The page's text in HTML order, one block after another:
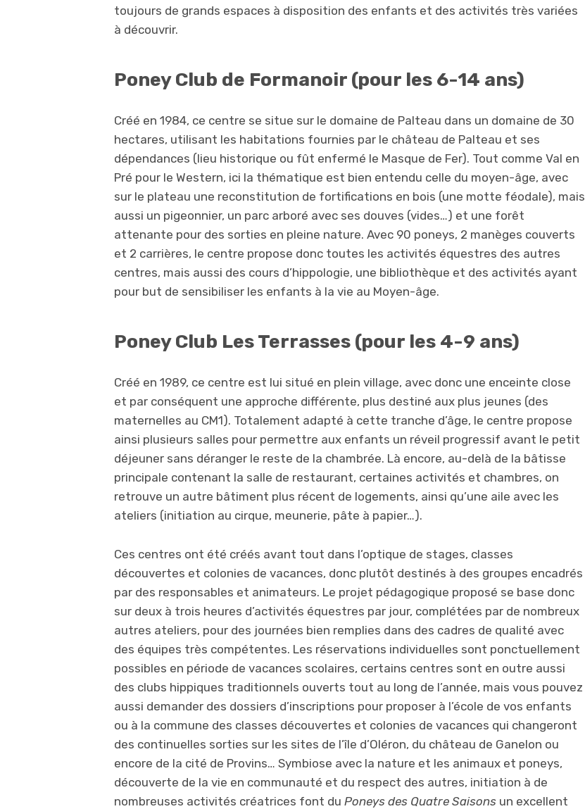
toujours de grands espaces à disposition des enfants et des activités très variées
à découvrir.
Poney Club de Formanoir (pour les 6-14 ans)
Créé en 1984, ce centre se situe sur le domaine de Palteau dans un domaine de 30
hectares, utilisant les habitations fournies par le château de Palteau et ses
dépendances (lieu historique ou fût enfermé le Masque de Fer). Tout comme Val en
Pré pour le Western, ici la thématique est bien entendu celle du moyen-âge, avec
sur le plateau une reconstitution de fortifications en bois (une motte féodale), mais
aussi un pigeonnier, un parc arboré avec ses douves (vides…) et une forêt
attenante pour des sorties en pleine nature. Avec 90 poneys, 2 manèges couverts
et 2 carrières, le centre propose donc toutes les activités équestres des autres
centres, mais aussi des cours d’hippologie, une bibliothèque et des activités ayant
pour but de sensibiliser les enfants à la vie au Moyen-âge.
Poney Club Les Terrasses (pour les 4-9 ans)
Créé en 1989, ce centre est lui situé en plein village, avec donc une enceinte close
et par conséquent une approche différente, plus destiné aux plus jeunes (des
maternelles au CM1). Totalement adapté à cette tranche d’âge, le centre propose
ainsi plusieurs salles pour permettre aux enfants un réveil progressif avant le petit
déjeuner sans déranger le reste de la chambrée. Là encore, au-delà de la bâtisse
principale contenant la salle de restaurant, certaines activités et chambres, on
retrouve un autre bâtiment plus récent de logements, ainsi qu’une aile avec les
ateliers (initiation au cirque, meunerie, pâte à papier…).
Ces centres ont été créés avant tout dans l’optique de stages, classes
découvertes et colonies de vacances, donc plutôt destinés à des groupes encadrés
par des responsables et animateurs. Le projet pédagogique proposé se base donc
sur deux à trois heures d’activités équestres par jour, complétées par de nombreux
autres ateliers, pour des journées bien remplies dans des cadres de qualité avec
des équipes très compétentes. Les réservations individuelles sont ponctuellement
possibles en période de vacances scolaires, certains centres sont en outre aussi
des clubs hippiques traditionnels ouverts tout au long de l’année, mais vous pouvez
aussi demander des dossiers d’inscriptions pour proposer à l’école de vos enfants
ou à la commune des classes découvertes et colonies de vacances qui changeront
des continuelles sorties sur les sites de l’île d’Oléron, du château de Ganelon ou
encore de la cité de Provins… Symbiose avec la nature et les animaux et poneys,
découverte de la vie en communauté et du respect des autres, initiation à de
nombreuses activités créatrices font du Poneys des Quatre Saisons un excellent